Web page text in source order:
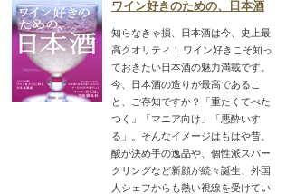
ワイン好きのための、日本酒
知らなきゃ損、日本酒は今、史上最
高クオリティ！ ワイン好きこそ知っ
ておきたい日本酒の魅力満載です。
今、日本酒の造りが最高であるこ
と、ご存知ですか？「重たくてべた
つく」「マニア向け」「悪酔いす
る」。そんなイメージはもはや昔。
酸が決め手の逸品や、個性派スパー
クリングなど新顔が続々誕生、外国
人シェフからも熱い視線を受けてい